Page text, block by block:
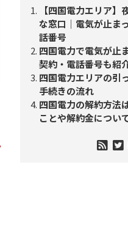
【四国電力エリア
な窓口｜電気が止ま
話番号
四国電力で電気が止
契約・電話番号も紹
四国電力エリアの引
手続きの流れ
四国電力の解約方法
ことや解約金につい